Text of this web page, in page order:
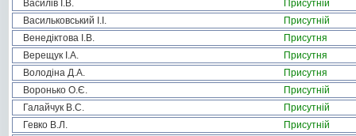
Василів І.В.
Присутній
Васильковський І.І.
Присутній
Венедіктова І.В.
Присутня
Верещук І.А.
Присутня
Володіна Д.А.
Присутня
Воронько О.Є.
Присутній
Галайчук В.С.
Присутній
Гевко В.Л.
Присутній